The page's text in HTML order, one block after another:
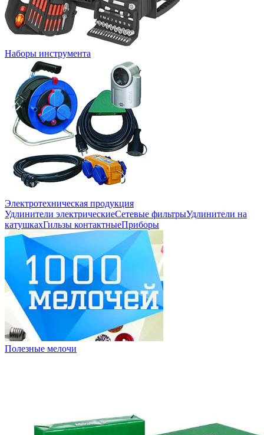
Наборы инструмента
Электротехническая продукция
Удлинители электрическиеСетевые фильтрыУдлинители на
катушкахГильзы контактныеПриборы
Полезные мелочи